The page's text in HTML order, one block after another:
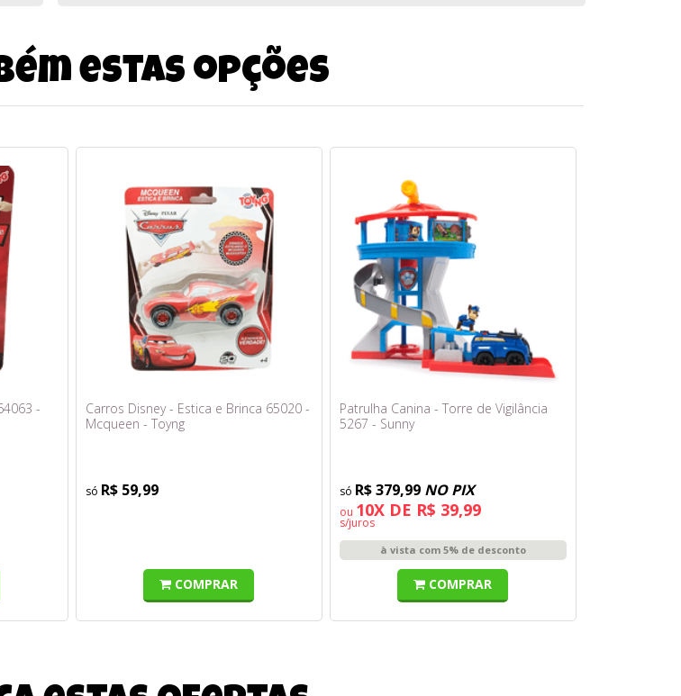
estas opções
-
Carros Disney - Estica e Brinca 65020 -
Mcqueen - Toyng
R$ 59,99
COMPRAR
Patrulha Canina - Torre de Vigilância
5267 - Sunny
R$ 379,99 NO PIX
ou 10X DE R$ 39,99
s/juros
à vista com 5% de desconto
COMPRAR